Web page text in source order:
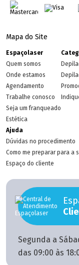
Mapa do Site
Espaçolaser
Quem somos
Onde estamos
Agendamento
Trabalhe conosco
Seja um franqueado
Estética
Ajuda
Dúvidas no procedimento
Como me preparar para a
Espaço do cliente
Segunda a
das 09:00 às